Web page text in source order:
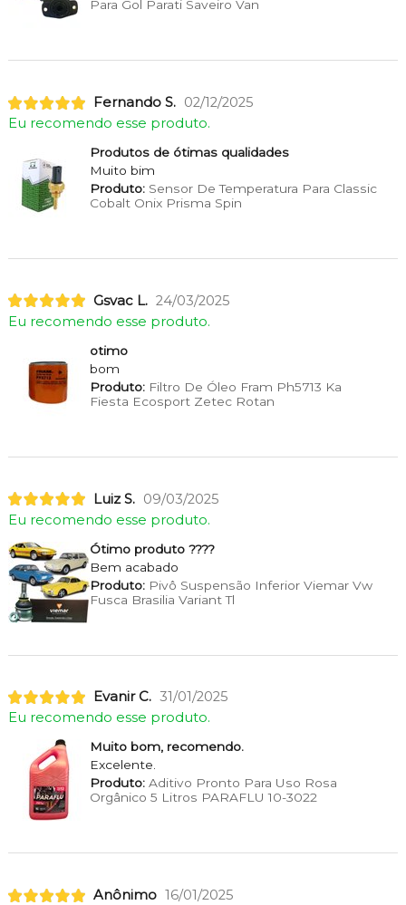
Para Gol Parati Saveiro Van
Fernando S. 02/12/2025
Eu recomendo esse produto.
Produtos de ótimas qualidades
Muito bim
Produto:Sensor De Temperatura Para Classic
Cobalt Onix Prisma Spin
Gsvac L. 24/03/2025
Eu recomendo esse produto.
otimo
bom
Produto:Filtro De Óleo Fram Ph5713 Ka
Fiesta Ecosport Zetec Rotan
Luiz S. 09/03/2025
Eu recomendo esse produto.
Ótimo produto ????
Bem acabado
Produto:Pivô Suspensão Inferior Viemar Vw
Fusca Brasilia Variant Tl
Evanir C. 31/01/2025
Eu recomendo esse produto.
Muito bom, recomendo.
Excelente.
Produto:Aditivo Pronto Para Uso Rosa
Orgânico 5 Litros PARAFLU 10-3022
Anônimo 16/01/2025